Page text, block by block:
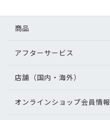
商品
アフターサービス
店舗（国内・海外）
オンラインショップ会員情報